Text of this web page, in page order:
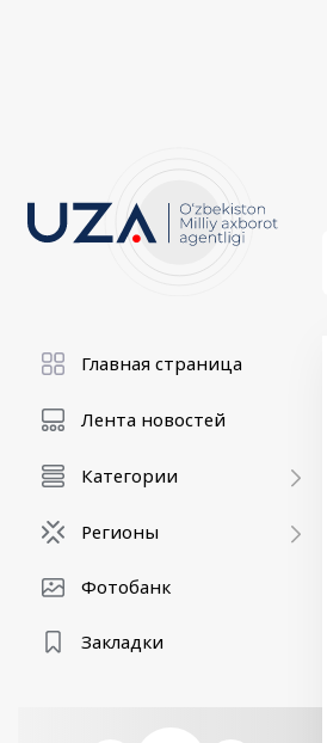
Главная страница
Лента новостей
Категории
Регионы
Фотобанк
Закладки